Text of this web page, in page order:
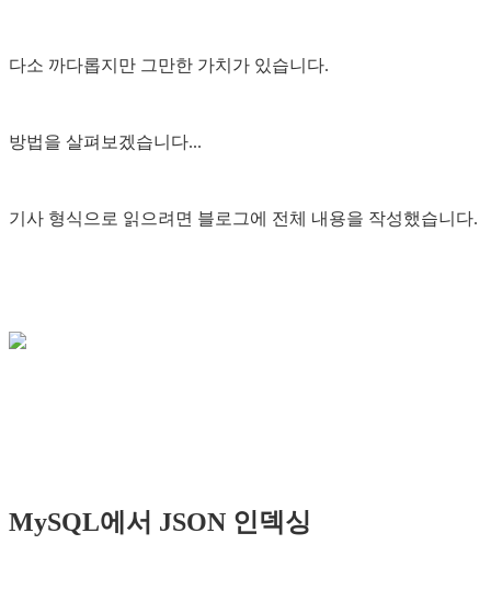
다소 까다롭지만 그만한 가치가 있습니다.
방법을 살펴보겠습니다...
기사 형식으로 읽으려면 블로그에 전체 내용을 작성했습니다.
MySQL에서 JSON 인덱싱